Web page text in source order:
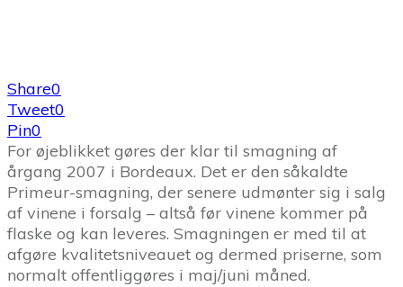
Share0
Tweet0
Pin0
For øjeblikket gøres der klar til smagning af
årgang 2007 i Bordeaux. Det er den såkaldte
Primeur-smagning, der senere udmønter sig i salg
af vinene i forsalg – altså før vinene kommer på
flaske og kan leveres. Smagningen er med til at
afgøre kvalitetsniveauet og dermed priserne, som
normalt offentliggøres i maj/juni måned.